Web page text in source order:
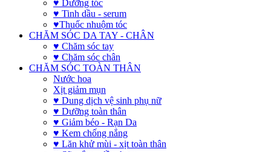
♥ Dưỡng tóc
♥ Tinh dầu - serum
♥Thuốc nhuộm tóc
CHĂM SÓC DA TAY - CHÂN
♥ Chăm sóc tay
♥ Chăm sóc chân
CHĂM SÓC TOÀN THÂN
Nước hoa
Xịt giảm mụn
♥ Dung dịch vệ sinh phụ nữ
♥ Dưỡng toàn thân
♥ Giảm béo - Rạn Da
♥ Kem chống nắng
♥ Lăn khử mùi - xịt toàn thân